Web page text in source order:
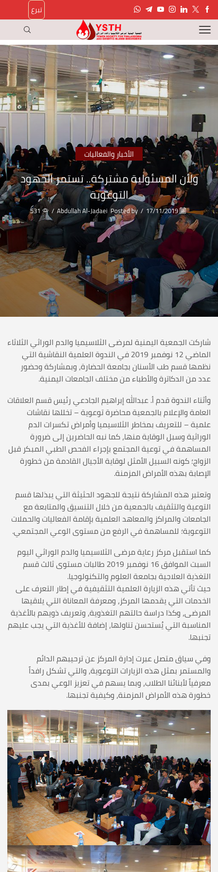
تبرع
الأخبار والفعاليات
ولأن المسئولية مشتركة.. تستمر الجهود
التوعوية
17/11/2019
/
Posted by
Abdullah Al-Jadaei
/
531
شاركت الجمعية اليمنية لمرضى الثلاسيميا والدم الوراثي الثلاثاء
الماضي 12 نوفمبر 2019 في الندوة العلمية النقاشية التي
نظمها قسم طب الأسنان بجامعة الحضارة، وبمشاركة وحضور
عدد من الدكاترة والأطباء من مختلف الجامعات اليمنية.
وأثناء الندوة قدم أ. عبدالله إبراهيم الجادعي رئيس قسم العلاقات
العامة والإعلام بالجمعية محاضرة توعوية – تخللها نقاشات
علمية – للتعريف بمخاطر الثلاسيميا وأمراض تكسرات الدم
الوراثية وسبل الوقاية منها، كما نبه الحاضرين إلى ضرورة
المساهمة في توعية المجتمع بإجراء الفحص الطبي المبكر قبل
الزواج؛ كونه السبيل الأمثل لوقاية الأجيال القادمة من خطورة
الإصابة بهذه الأمراض المزمنة.
وتعتبر هذه المشاركة نتيجة للجهود الحثيثة التي يبذلها قسم
التوعية والتثقيف بالجمعية من خلال التنسيق والمتابعة مع
الجامعات والمراكز والمعاهد العلمية بإقامة الفعاليات والحملات
التوعوية؛ للمساهمة في الرفع من مستوى الوعي المجتمعي.
كما استقبل مركز رعاية مرضى الثلاسيميا والدم الوراثي اليوم
السبت الموافق 16 نوفمبر 2019 طالبات مستوى ثالث قسم
التغذية العلاجية بجامعة العلوم والتكنولوجيا.
حيث تأتي هذه الزيارة العلمية التثقيفية في إطار التعرف على
الخدمات التي يقدمها المركز، ومعرفة المعاناة التي يلاقيها
المرضى، وكذا دراسة حالتهم التغذوية، وتعريف ذويهم بالأغذية
المناسبة التي يُستحسن تناولها، إضافة للأغذية التي يجب عليهم
تجنبها.
وفي سياق متصل عبرت إدارة المركز عن ترحيبهم الدائم
والمستمر بمثل هذه الزيارات التوعوية، والتي تشكل رافداً
معرفياً لأبنائنا الطلاب، وبما يسهم في تعزيز الوعي بمدى
خطورة هذه الأمراض المزمنة، وكيفية تجنبها.